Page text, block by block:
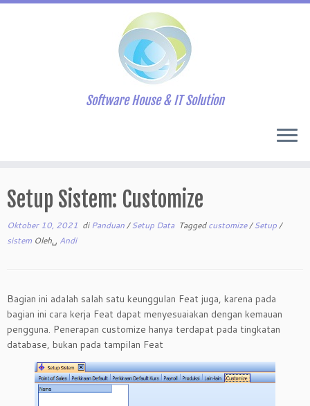
to
content
Software House & IT Solution
Setup Sistem: Customize
Oktober 10, 2021 di Panduan/Setup Data Taggedcustomize/Setup/
sistem Oleh␣ Andi
Bagian ini adalah salah satu keunggulan Feat juga, karena pada
bagian ini cara kerja Feat dapat menyesuaiakan dengan kemauan
pengguna. Penerapan customize hanya terdapat pada tingkatan
database, bukan pada tampilan Feat